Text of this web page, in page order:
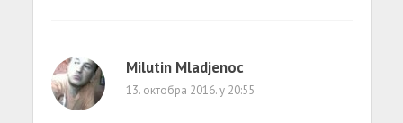
Milutin Mladjenoc
13. октобра 2016. у 20:55